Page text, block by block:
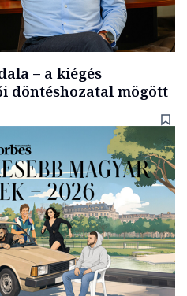
– a kiégés
döntéshozatal mögött